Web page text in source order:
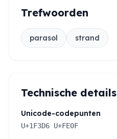
Trefwoorden
parasol strand
Technische details
Unicode-codepunten
U+1F3D6 U+FE0F